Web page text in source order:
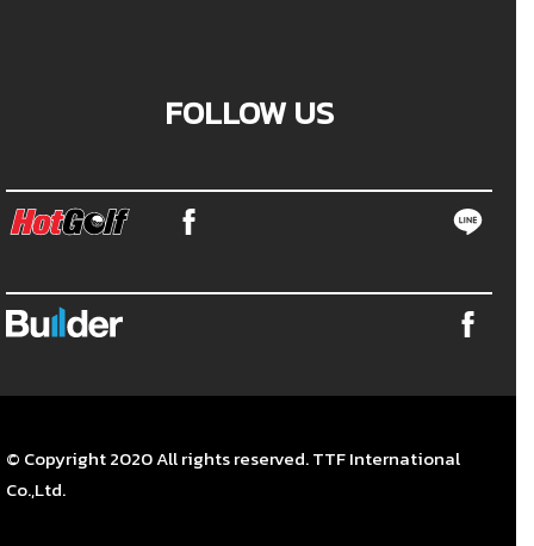
FOLLOW US
© Copyright 2020 All rights reserved. TTF International
Co.,Ltd.